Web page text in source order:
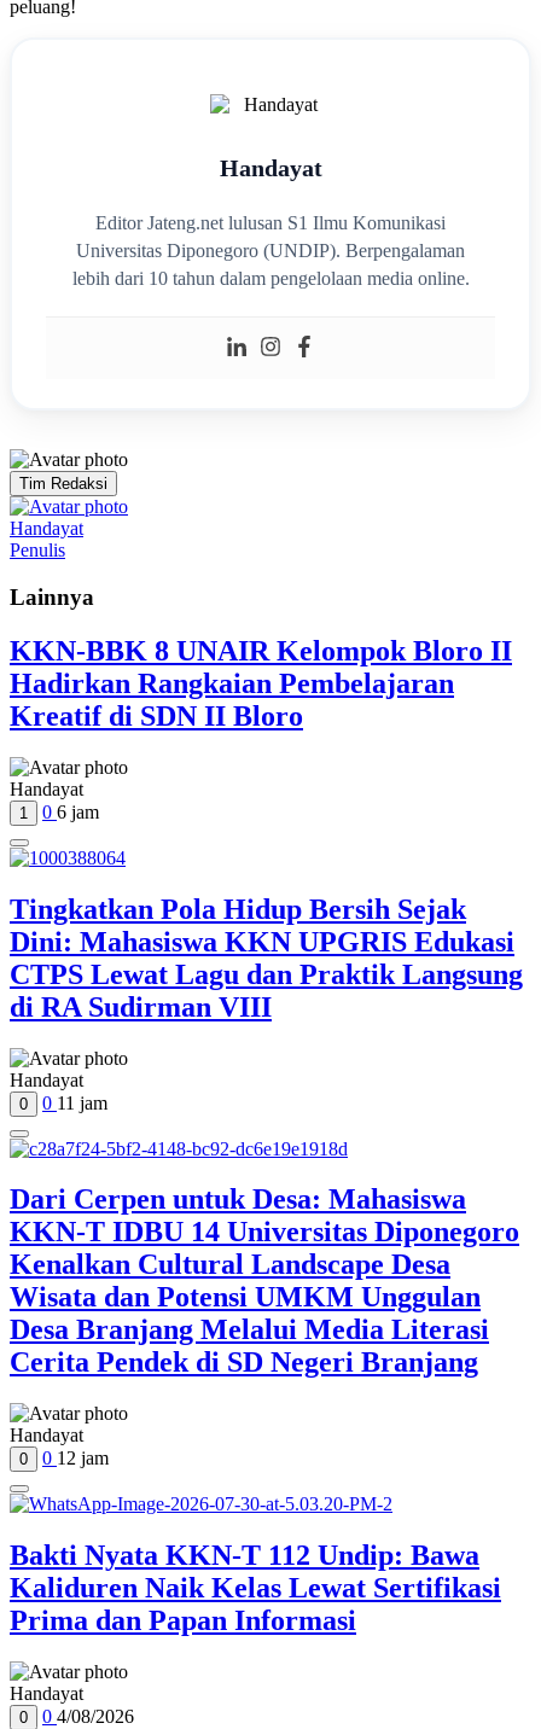
peluang!
Handayat
Editor Jateng.net lulusan S1 Ilmu Komunikasi
Universitas Diponegoro (UNDIP). Berpengalaman
lebih dari 10 tahun dalam pengelolaan media online.
Tim Redaksi
Handayat
Penulis
Lainnya
KKN-BBK 8 UNAIR Kelompok Bloro II
Hadirkan Rangkaian Pembelajaran
Kreatif di SDN II Bloro
Handayat
1 0 6 jam
Tingkatkan Pola Hidup Bersih Sejak
Dini: Mahasiswa KKN UPGRIS Edukasi
CTPS Lewat Lagu dan Praktik Langsung
di RA Sudirman VIII
Handayat
0 0 11 jam
Dari Cerpen untuk Desa: Mahasiswa
KKN-T IDBU 14 Universitas Diponegoro
Kenalkan Cultural Landscape Desa
Wisata dan Potensi UMKM Unggulan
Desa Branjang Melalui Media Literasi
Cerita Pendek di SD Negeri Branjang
Handayat
0 0 12 jam
Bakti Nyata KKN-T 112 Undip: Bawa
Kaliduren Naik Kelas Lewat Sertifikasi
Prima dan Papan Informasi
Handayat
0 0 4/08/2026